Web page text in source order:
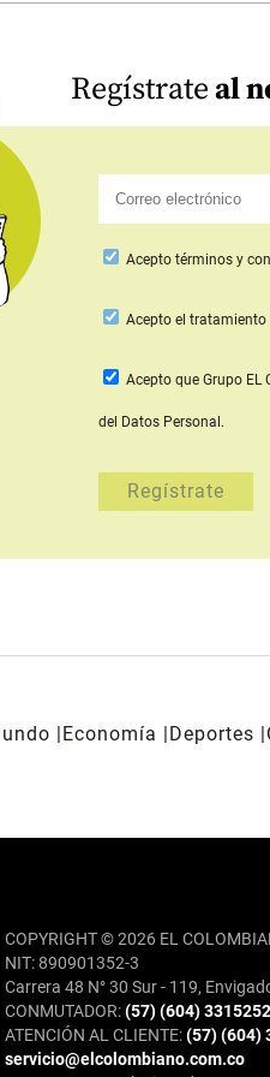
Regístrateal
Acepto términos y
Aceptoel tratamiento
Acepto que Grupo EL
del Datos Personal.
Economía Deportes
COPYRIGHT © 2026 EL
NIT: 890901352-3
Carrera 48 N° 30 Sur - 119,
CONMUTADOR:(57) (604) 3315252
ATENCIÓN AL CLIENTE:(57) (604)
servicio@elcolombiano.com.co